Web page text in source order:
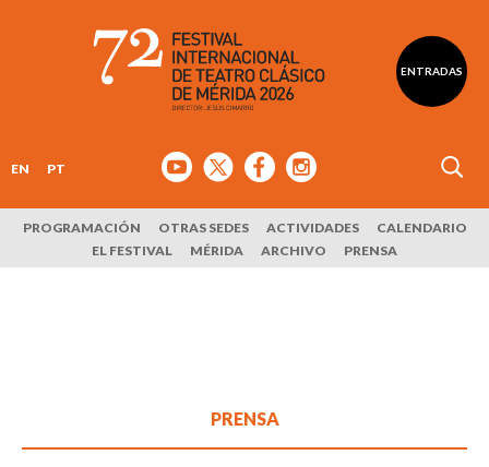
ENTRADAS
EN PT
PROGRAMACIÓN OTRAS SEDES ACTIVIDADES
CALENDARIO
EL FESTIVAL
MÉRIDA ARCHIVO PRENSA
PRENSA